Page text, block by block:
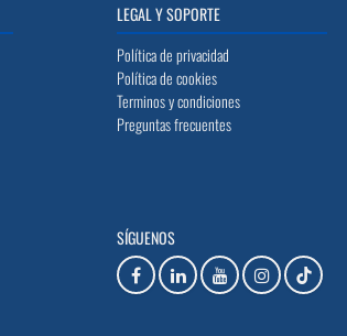
LEGAL Y SOPORTE
Política de privacidad
Política de cookies
Terminos y condiciones
Preguntas frecuentes
SÍGUENOS